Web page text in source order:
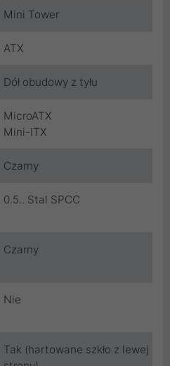
Mini Tower
ATX
Dół obudowy z tyłu
MicroATX
Mini-ITX
Czarny
0.5.. Stal SPCC
Czarny
Nie
Tak (hartowane szkło z lewej